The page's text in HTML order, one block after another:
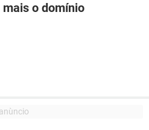
mais o domínio